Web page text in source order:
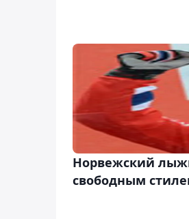
Норвежский
свободным